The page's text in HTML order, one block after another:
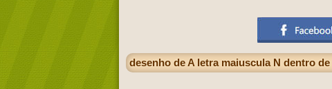
desenho de A letra maiuscula N dentro